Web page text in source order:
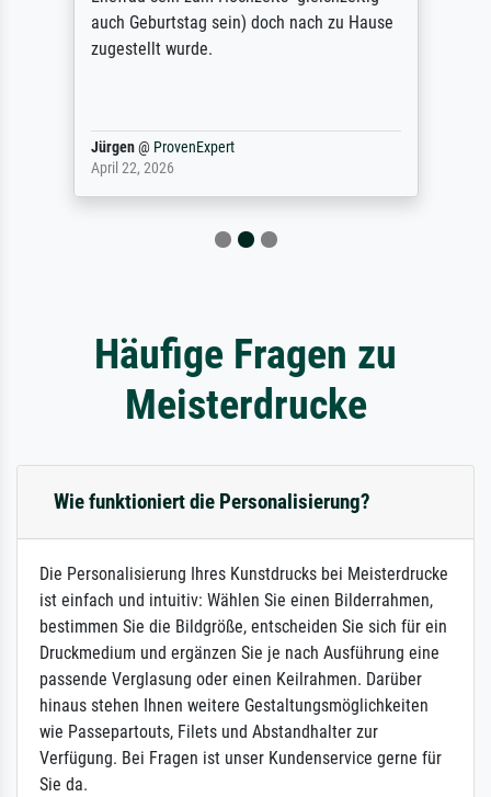
auch Geburtstag sein) doch nach zu Hause
zugestellt wurde.
Jürgen@ ProvenExpert
April 22, 2026
Häufige Fragen zu
Meisterdrucke
Wie funktioniert die Personalisierung?
Die Personalisierung Ihres Kunstdrucks bei Meisterdrucke
ist einfach und intuitiv: Wählen Sie einen Bilderrahmen,
bestimmen Sie die Bildgröße, entscheiden Sie sich für ein
Druckmedium und ergänzen Sie je nach Ausführung eine
passende Verglasung oder einen Keilrahmen. Darüber
hinaus stehen Ihnen weitere Gestaltungsmöglichkeiten
wie Passepartouts, Filets und Abstandhalter zur
Verfügung. Bei Fragen ist unser Kundenservice gerne für
Sie da.